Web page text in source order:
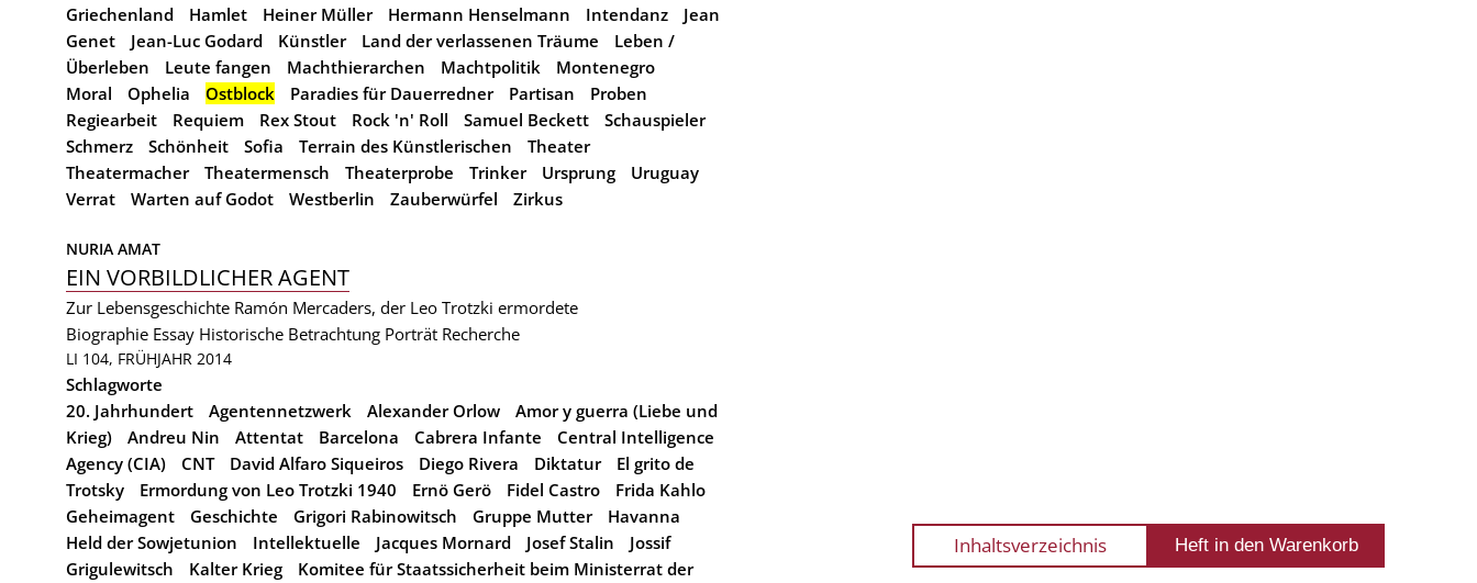
Griechenland
Hamlet Heiner Müller Hermann Henselmann Intendanz
Jean
Genet
Jean-Luc Godard Künstler Land der verlassenen Träume
Leben /
Überleben
Leute fangen Machthierarchen Machtpolitik
Montenegro
Moral
Ophelia Ostblock Paradies für Dauerredner Partisan
Proben
Regiearbeit
Requiem Rex Stout Rock 'n' Roll Samuel Beckett
Schauspieler
Schmerz
Schönheit Sofia Terrain des Künstlerischen
Theater
Theatermacher
Theatermensch Theaterprobe Trinker Ursprung
Uruguay
Verrat
Warten auf Godot Westberlin Zauberwürfel Zirkus
NURIA AMAT
EIN VORBILDLICHER AGENT
Zur Lebensgeschichte Ramón Mercaders, der Leo Trotzki ermordete
Biographie Essay Historische Betrachtung Porträt Recherche
LI 104, FRÜHJAHR 2014
Schlagworte
20. Jahrhundert
Agentennetzwerk Alexander Orlow
Amor y guerra (Liebe und
Krieg)
Andreu Nin Attentat Barcelona Cabrera Infante
Central Intelligence
Agency (CIA)
CNT David Alfaro Siqueiros Diego Rivera Diktatur
El grito de
Trotsky
Ermordung von Leo Trotzki 1940 Ernö Gerö Fidel Castro
Frida Kahlo
Geheimagent
Geschichte Grigori Rabinowitsch Gruppe Mutter
Havanna
Held der Sowjetunion
Intellektuelle Jacques Mornard Josef Stalin
Jossif
Grigulewitsch
Kalter Krieg
Komitee für Staatssicherheit beim Ministerrat der
Inhaltsverzeichnis